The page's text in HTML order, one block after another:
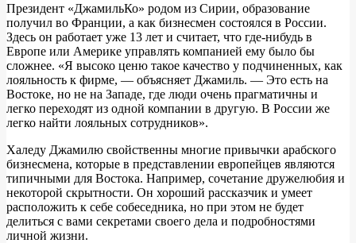
Президент «ДжамильКо» родом из Сирии, образование
получил во Франции, а как бизнесмен состоялся в России.
Здесь он работает уже 13 лет и считает, что где-нибудь в
Европе или Америке управлять компанией ему было бы
сложнее. «Я высоко ценю такое качество у подчиненных, как
лояльность к фирме, — объясняет Джамиль. — Это есть на
Востоке, но не на Западе, где люди очень прагматичны и
легко переходят из одной компании в другую. В России же
легко найти лояльных сотрудников».
Халеду Джамилю свойственны многие привычки арабского
бизнесмена, которые в представлении европейцев являются
типичными для Востока. Например, сочетание дружелюбия и
некоторой скрытности. Он хороший рассказчик и умеет
расположить к себе собеседника, но при этом не будет
делиться с вами секретами своего дела и подробностями
личной жизни.